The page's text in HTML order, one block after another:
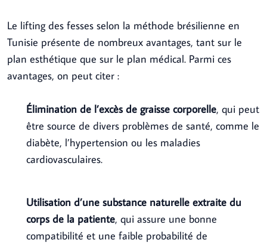
Le lifting des fesses selon la méthode brésilienne en
Tunisie présente de nombreux avantages, tant sur le
plan esthétique que sur le plan médical. Parmi ces
avantages, on peut citer :
Élimination de l’excès de graisse corporelle, qui peut
être source de divers problèmes de santé, comme le
diabète, l’hypertension ou les maladies
cardiovasculaires.
Utilisation d’une substance naturelle extraite du
corps de la patiente, qui assure une bonne
compatibilité et une faible probabilité de